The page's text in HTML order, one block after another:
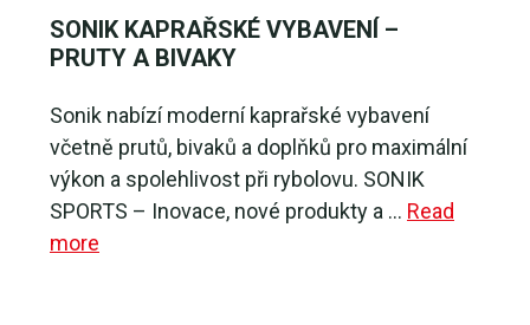
SONIK KAPRAŘSKÉ VYBAVENÍ –
PRUTY A BIVAKY
Sonik nabízí moderní kaprařské vybavení
včetně prutů, bivaků a doplňků pro maximální
výkon a spolehlivost při rybolovu. SONIK
SPORTS – Inovace, nové produkty a … Read
more